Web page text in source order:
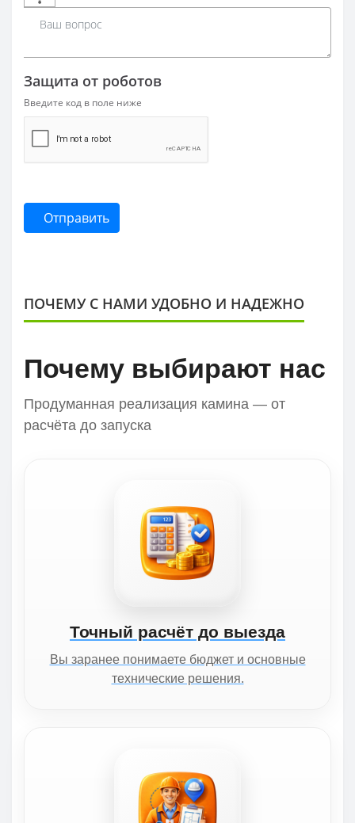
Защита от роботов
Введите код в поле ниже
Отправить
ПОЧЕМУ С НАМИ УДОБНО И НАДЕЖНО
Почему выбирают нас
Продуманная реализация камина — от
расчёта до запуска
Точный расчёт до выезда
Вы заранее понимаете бюджет и основные
технические решения.